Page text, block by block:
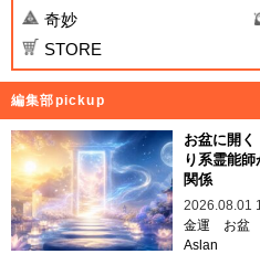
奇妙
STORE
編集部pickup
お盆に開
り系霊能
関係
2026.08.01
金運
お盆
Aslan